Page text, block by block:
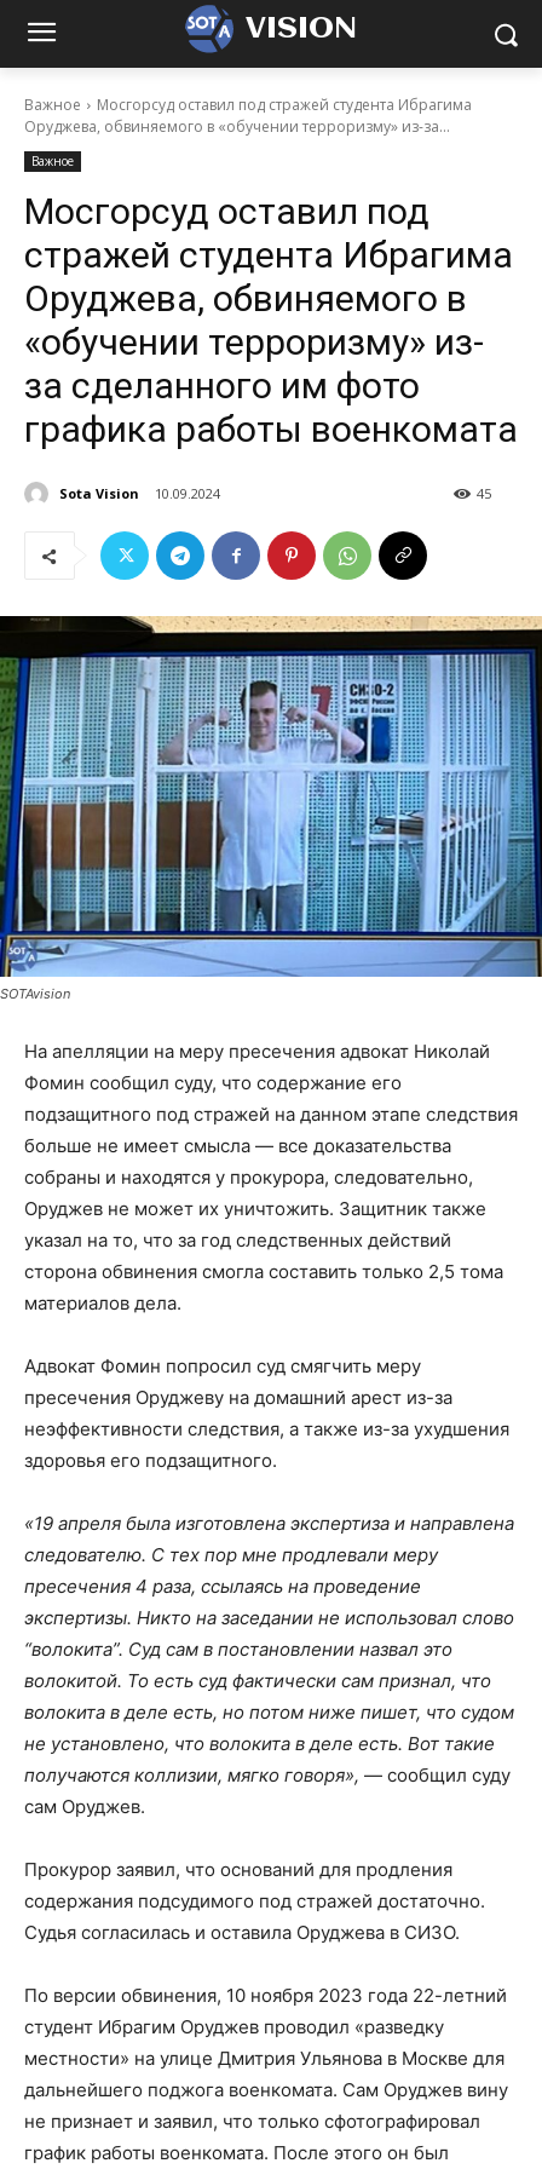
VISION
Важное
Мосгорсуд оставил под стражей студента Ибрагима
Оруджева, обвиняемого в «обучении терроризму» из-за...
Важное
Мосгорсуд оставил под
стражей студента Ибрагима
Оруджева, обвиняемого в
«обучении терроризму» из-
за сделанного им фото
графика работы военкомата
Sota Vision 10.09.2024 45
SOTAvision
На апелляции на меру пресечения адвокат Николай
Фомин сообщил суду, что содержание его
подзащитного под стражей на данном этапе следствия
больше не имеет смысла — все доказательства
собраны и находятся у прокурора, следовательно,
Оруджев не может их уничтожить. Защитник также
указал на то, что за год следственных действий
сторона обвинения смогла составить только 2,5 тома
материалов дела.
Адвокат Фомин попросил суд смягчить меру
пресечения Оруджеву на домашний арест из-за
неэффективности следствия, а также из-за ухудшения
здоровья его подзащитного.
«19 апреля была изготовлена экспертиза и направлена
следователю. С тех пор мне продлевали меру
пресечения 4 раза, ссылаясь на проведение
экспертизы. Никто на заседании не использовал слово
“волокита”. Суд сам в постановлении назвал это
волокитой. То есть суд фактически сам признал, что
волокита в деле есть, но потом ниже пишет, что судом
не установлено, что волокита в деле есть. Вот такие
получаются коллизии, мягко говоря», — сообщил суду
сам Оруджев.
Прокурор заявил, что оснований для продления
содержания подсудимого под стражей достаточно.
Судья согласилась и оставила Оруджева в СИЗО.
По версии обвинения, 10 ноября 2023 года 22-летний
студент Ибрагим Оруджев проводил «разведку
местности» на улице Дмитрия Ульянова в Москве для
дальнейшего поджога военкомата. Сам Оруджев вину
не признает и заявил, что только сфотографировал
график работы военкомата. После этого он был